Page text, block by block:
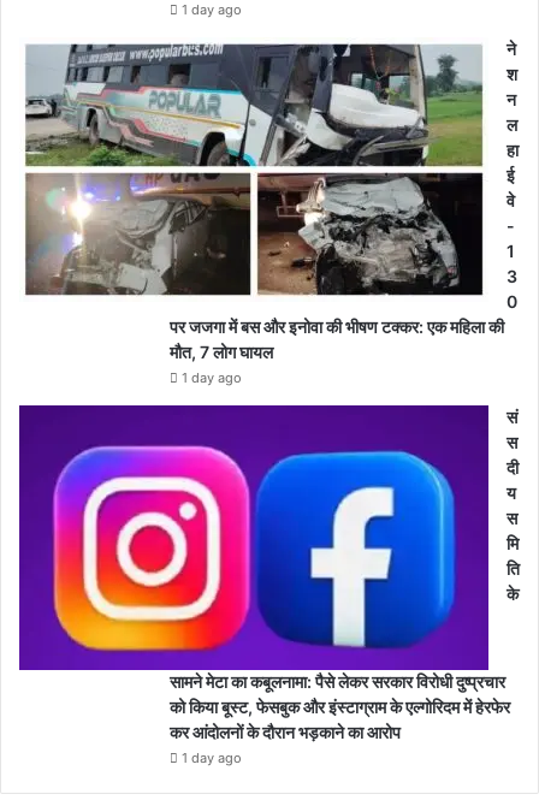
1 day ago
ने
श
न
ल
हा
ई
वे
-
1
3
0
पर जजगा में बस और इनोवा की भीषण टक्कर: एक महिला की
मौत, 7 लोग घायल
1 day ago
सं
स
दी
य
स
मि
ति
के
सामने मेटा का कबूलनामा: पैसे लेकर सरकार विरोधी दुष्प्रचार
को किया बूस्ट, फेसबुक और इंस्टाग्राम के एल्गोरिदम में हेरफेर
कर आंदोलनों के दौरान भड़काने का आरोप
1 day ago